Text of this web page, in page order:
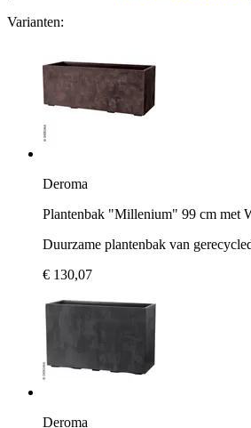
Varianten:
Deroma
Plantenbak "Millenium" 99 cm met
Duurzame plantenbak van
€ 130,07
Deroma